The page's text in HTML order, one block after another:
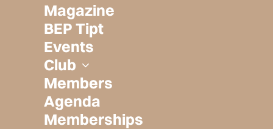
Magazine
BEP Tipt
Events
Club
Members
Agenda
Memberships
Herroepen
Privacy policy
Algemene voorwaarden